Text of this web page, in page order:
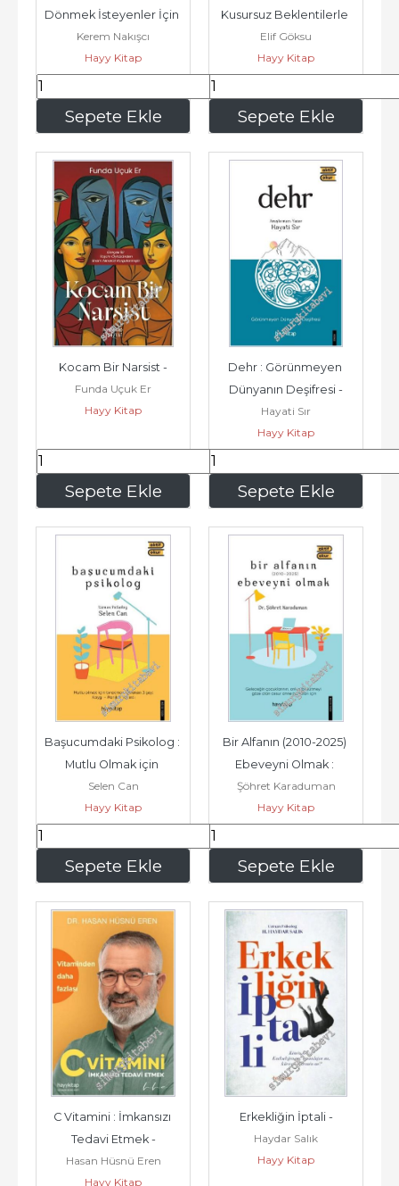
Sepete Ekle
Dönmek İsteyenler İçin
Kırk Yazı -
Kerem Nakışcı
Hayy Kitap
168,00 Sepete Ekle
Kusursuz Beklentilerle
Yorulan Anneliğinizi
Samimi...
Elif Göksu
Hayy Kitap
196,00
Sepete Ekle
Kocam Bir Narsist -
Funda Uçuk Er
Hayy Kitap
315,00 Sepete Ekle
Dehr : Görünmeyen
Dünyanın Deşifresi -
Hayati Sır
Hayy Kitap
122,50
Sepete Ekle
Başucumdaki Psikolog :
Mutlu Olmak için
Bırakman Gerekn 3 Şey :
Kaygı -...
Selen Can
Hayy Kitap
122,50 Sepete Ekle
Bir Alfanın (2010-2025)
Ebeveyni Olmak :
Geleceğin Çocuklarının
Onları...
Şöhret Karaduman
Hayy Kitap
122,50
C Vitamini : İmkansızı
Tedavi Etmek -
Hasan Hüsnü Eren
Hayy Kitap
Erkekliğin İptali -
Haydar Salık
Hayy Kitap